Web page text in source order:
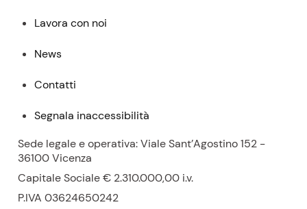
Lavora con noi
News
Contatti
Segnala inaccessibilità
Sede legale e operativa: Viale Sant’Agostino 152 -
36100 Vicenza
Capitale Sociale € 2.310.000,00 i.v.
P.IVA 03624650242